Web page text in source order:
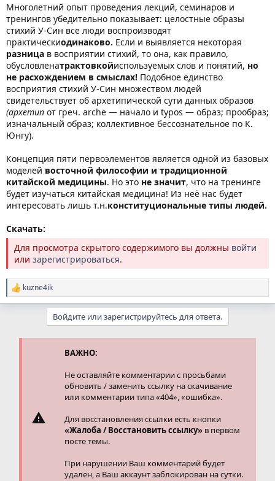
Многолетний опыт проведения лекций, семинаров и
тренингов убедительно показывает: целостные образы
стихий У-Син все люди воспроизводят
практическиодинаково. Если и выявляется некоторая
разница в восприятии стихий, то она, как правило,
обусловленатрактовкойиспользуемых слов и понятий, но
не расхождением в смыслах! Подобное единство
восприятия стихий У-Син множеством людей
свидетельствует об архетипической сути данных образов
(архетип от греч. arche — начало и typos — образ; прообраз;
изначальный образ; коллективное бессознательное по К.
Юнгу).
Концепция пяти первоэлементов является одной из базовых
моделей восточной философии и традиционной
китайской медицины. Но это не значит, что на тренинге
будет изучаться китайская медицина! Из неё нас будет
интересовать лишь т.н.конституциональные типы людей.
Скачать:
Для просмотра скрытого содержимого вы должны войти
или зарегистрироваться.
Р
е
kuzne4ik
Войдите или зарегистрируйтесь для ответа.
ВАЖНО:
Не оставляйте комментарии с просьбами
обновить / заменить ссылку на скачивание
или комментарии типа «404», «ошибка».
Для восстановления ссылки есть кнопки
«Жалоба / Восстановить ссылку» в первом
посте темы.
При нарушении Ваш комментарий будет
удален, а Ваш аккаунт заблокирован на сутки.